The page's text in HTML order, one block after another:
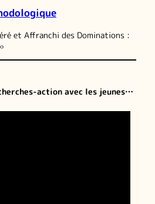
et Affranchi des Dominations :
action avec les jeunes…